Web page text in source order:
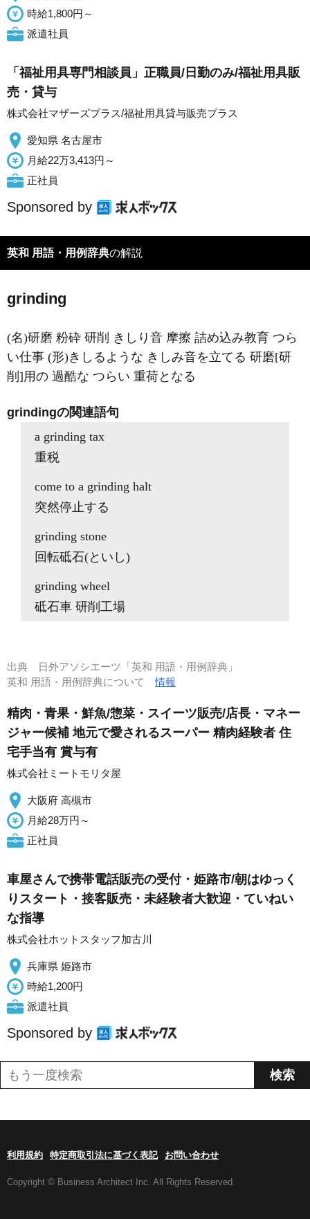
時給1,800円～
派遣社員
「福祉用具専門相談員」正職員/日勤のみ/福祉用具販
売・貸与
株式会社マザーズプラス/福祉用具貸与販売プラス
愛知県 名古屋市
月給22万3,413円～
正社員
Sponsored by
英和 用語・用例辞典の解説
grinding
(名)研磨 粉砕 研削 きしり音 摩擦 詰め込み教育 つら
い仕事 (形)きしるような きしみ音を立てる 研磨[研
削]用の 過酷な つらい 重荷となる
grindingの関連語句
a grinding tax
重税
come to a grinding halt
突然停止する
grinding stone
回転砥石(といし)
grinding wheel
砥石車 研削工場
出典
日外アソシエーツ「英和 用語・用例辞典」
英和 用語・用例辞典について情報
精肉・青果・鮮魚/惣菜・スイーツ販売/店長・マネー
ジャー候補 地元で愛されるスーパー 精肉経験者 住
宅手当有 賞与有
株式会社ミートモリタ屋
大阪府 高槻市
月給28万円～
正社員
車屋さんで携帯電話販売の受付・姫路市/朝はゆっく
りスタート・接客販売・未経験者大歓迎・ていねい
な指導
株式会社ホットスタッフ加古川
兵庫県 姫路市
時給1,200円
派遣社員
Sponsored by
利用規約 特定商取引法に基づく表記 お問い合わせ
Copyright © Business Architect Inc. All Rights Reserved.